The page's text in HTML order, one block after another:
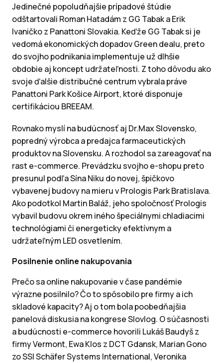
Jedinečné popoludňajšie prípadové štúdie
odštartovali Roman Hatadám z GG Tabak a Erik
Ivaničko z Panattoni Slovakia. Keďže GG Tabak si je
vedomá ekonomických dopadov Green dealu, preto
do svojho podnikania implementuje už dlhšie
obdobie aj koncept udržateľnosti. Z toho dôvodu ako
svoje ďalšie distribučné centrum vybrala práve
Panattoni Park Košice Airport, ktoré disponuje
certifikáciou BREEAM.
Rovnako myslí na budúcnosť aj Dr.Max Slovensko,
popredný výrobca a predajca farmaceutických
produktov na Slovensku. A rozhodol sa zareagovať na
rast e-commerce. Prevádzku svojho e-shopu preto
presunul podľa Sína Niku do novej, špičkovo
vybavenej budovy na mieru v Prologis Park Bratislava.
Ako podotkol Martin Baláž, jeho spoločnosť Prologis
vybavil budovu okrem iného špeciálnymi chladiacimi
technológiami či energeticky efektívnym a
udržateľným LED osvetlením.
Posilnenie online nakupovania
Prečo sa online nakupovanie v čase pandémie
výrazne posilnilo? Čo to spôsobilo pre firmy a ich
skladové kapacity? Aj o tom bola poobedňajšia
panelová diskusia na kongrese Slovlog. O súčasnosti
a budúcnosti e-commerce hovorili Lukáš Baudyš z
firmy Vermont, Ewa Klos z DCT Gdansk, Marian Gono
zo SSI Schäfer Systems International, Veronika